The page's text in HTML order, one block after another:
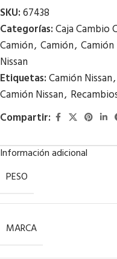
SKU:67438
Categorías:Caja Cambio
Camión, Camión, Camión
Nissan
Etiquetas:Camión Nissan,
Camión Nissan,
Compartir:
Información adicional
PESO
MARCA